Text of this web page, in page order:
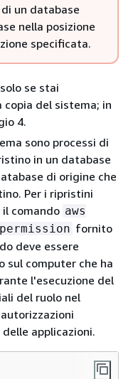
un database
nella posizione
specificata.
se stai
del sistema; in
4.
sono processi di
in un database
di origine che
Per i ripristini
comando aws
fornito
deve essere
sul computer che ha
l'esecuzione del
del ruolo nel
applicazioni.